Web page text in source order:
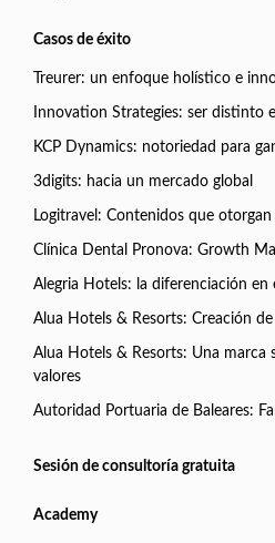
Casos de éxito
Treurer: un enfoque holístico e
Innovation Strategies: ser distinto
KCP Dynamics: notoriedad para
3digits: hacia un mercado global
Logitravel: Contenidos que otorgan
Clínica Dental Pronova: Growth
Alegria Hotels: la diferenciación en
Alua Hotels & Resorts: Creación
Alua Hotels & Resorts: Una marca
valores
Autoridad Portuaria de Baleares:
Sesión de consultoría gratuita
Academy